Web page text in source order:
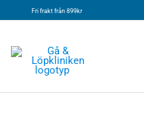
Fri frakt från 899kr